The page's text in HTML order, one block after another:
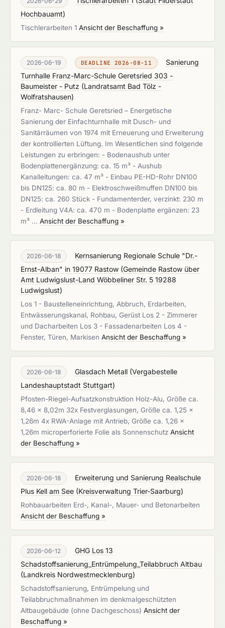
Hochbauamt)
Tischlerarbeiten 1 Ansicht der Beschaffung »
2026-06-19 DEADLINE 2026-08-11
Sanierung
Turnhalle Franz-Marc-Schule Geretsried 303 -
Baumeister - Putz (Landratsamt Bad Tölz -
Wolfratshausen)
Franz- Marc- Schule Geretsried – Energetische
Sanierung der Einfachturnhalle mit Dusch- und
Sanitärräumen von 1974 mit Erneuerung und Erweiterung
der kontrollierten Lüftung. Im Wesentlichen sind folgende
Leistungen zu erbringen: - Bodenaushub unter
Bodenplattenergänzung: ca. 15 m³ - Aushub
Kanalleitungen: ca. 47 m³ - Einbau PE-HD-Rohr DN100
bis DN125: ca. 80 m - Elektroschweißmuffen DN100 bis
DN125: ca. 260 Stück - Fundamenterder, verzinkt: 230 m
- Erdleitung V4A: ca. 470 m - Bodenplatte ergänzen: 23
m³ … Ansicht der Beschaffung »
2026-06-18
Kernsanierung Regionale Schule "Dr.-
Ernst-Alban" in 19077 Rastow (Gemeinde Rastow über
Amt Ludwigslust-Land Wöbbeliner Str. 5 19288
Ludwigslust)
Los 1 - Baustelleneinrichtung, Abbruch, Erdarbeiten,
Entwässerungskanal, Rohbau, Gerüst Los 2 - Zimmerer
und Dacharbeiten Los 3 - Fassadenarbeiten Los 4 -
Fenster, Türen, Markisen Ansicht der Beschaffung »
2026-06-18 Glasdach Metall (Vergabestelle
Landeshauptstadt Stuttgart)
Pfosten-Riegel-Aufsatzkonstruktion Holz-Alu, Größe ca.
8,46 x 8,02m 32x Festverglasungen, Größe ca. 1,25 x
1,26m 4x RWA-Anlage mit Antrieb, Größe ca. 1,26 x
1,26m microperforierte Folie als Sonnenschutz Ansicht
der Beschaffung »
2026-06-18
Erweiterung und Sanierung Realschule
Plus Kell am See (Kreisverwaltung Trier-Saarburg)
Rohbauarbeiten Erd-, Kanal-, Mauer- und Betonarbeiten
Ansicht der Beschaffung »
2026-06-12
GHG Los 13
Schadstoffsanierung_Entrümpelung_Teilabbruch Altbau
(Landkreis Nordwestmecklenburg)
Schadstoffsanierung, Entrümpelung und
Teilabbruchmaßnahmen im denkmalgeschützten
Altbaugebäude (ohne Dachgeschoss) Ansicht der
Beschaffung »